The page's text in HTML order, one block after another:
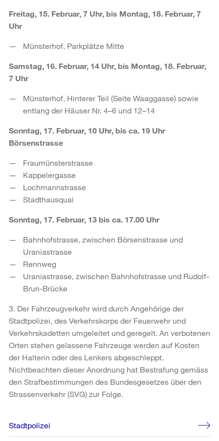
Freitag, 15. Februar, 7 Uhr, bis Montag, 18. Februar, 7
Uhr
Münsterhof, Parkplätze Mitte
Samstag, 16. Februar, 14 Uhr, bis Montag, 18. Februar,
7 Uhr
Münsterhof, Hinterer Teil (Seite Waaggasse) sowie
entlang der Häuser Nr. 4–6 und 12–14
Sonntag, 17. Februar, 10 Uhr, bis ca. 19 Uhr
Börsenstrasse
Fraumünsterstrasse
Kappelergasse
Lochmannstrasse
Stadthausquai
Sonntag, 17. Februar, 13 bis ca. 17.00 Uhr
Bahnhofstrasse, zwischen Börsenstrasse und
Uraniastrasse
Rennweg
Uraniastrasse, zwischen Bahnhofstrasse und Rudolf-
Brun-Brücke
3. Der Fahrzeugverkehr wird durch Angehörige der
Stadtpolizei, des Verkehrskorps der Feuerwehr und
Verkehrskadetten umgeleitet und geregelt. An verbotenen
Orten stehen gelassene Fahrzeuge werden auf Kosten
der Halterin oder des Lenkers abgeschleppt.
Nichtbeachten dieser Anordnung hat Bestrafung gemäss
den Strafbestimmungen des Bundesgesetzes über den
Strassenverkehr (SVG) zur Folge.
Weitere
Informationen
Stadtpolizei